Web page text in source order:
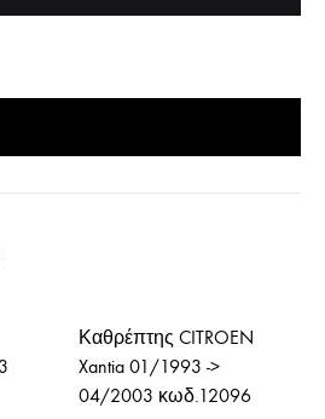
Καθρέπτης CITROEN
Xantia 01/1993 ->
04/2003 κωδ.12096